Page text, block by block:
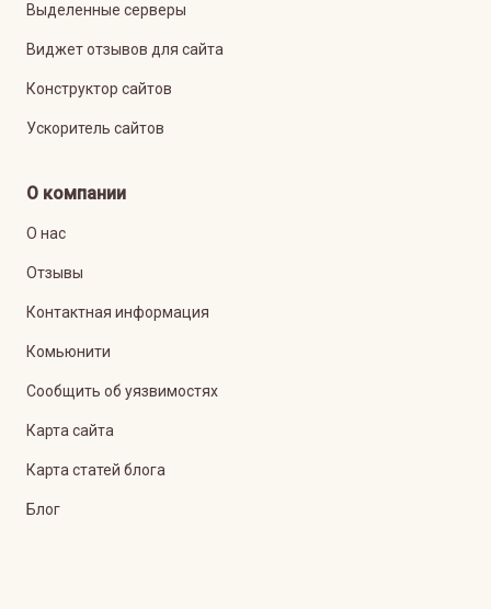
Выделенные серверы
Виджет отзывов для сайта
Конструктор сайтов
Ускоритель сайтов
О компании
О нас
Отзывы
Контактная информация
Комьюнити
Сообщить об уязвимостях
Карта сайта
Карта статей блога
Блог